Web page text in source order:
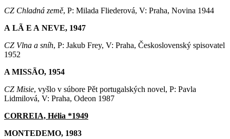
CZ Chladná země, P: Milada Fliederová, V: Praha, Novina 1944
A LÃ E A NEVE, 1947
CZ Vlna a sníh, P: Jakub Frey, V: Praha, Československý spisovatel
1952
A MISSÃO, 1954
CZ Misie, vyšlo v súbore Pět portugalských novel, P: Pavla
Lidmilová, V: Praha, Odeon 1987
CORREIA, Hélia *1949
MONTEDEMO, 1983